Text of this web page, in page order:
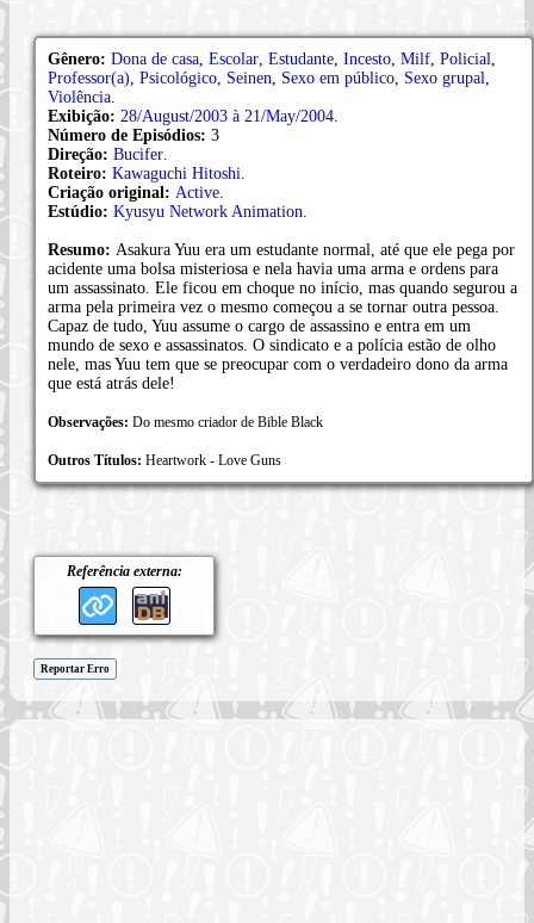
Gênero: Dona de casa Escolar Estudante Incesto Milf Policial
Professor(a) Psicológico Seinen Sexo em público Sexo grupal
Violência
Exibição: 28/August/2003 à 21/May/2004
Número de Episódios: 3
Direção: Bucifer
Roteiro: Kawaguchi Hitoshi
Criação original: Active
Estúdio: Kyusyu Network Animation
Resumo: Asakura Yuu era um estudante normal, até que ele pega por
acidente uma bolsa misteriosa e nela havia uma arma e ordens para
um assassinato. Ele ficou em choque no início, mas quando segurou a
arma pela primeira vez o mesmo começou a se tornar outra pessoa.
Capaz de tudo, Yuu assume o cargo de assassino e entra em um
mundo de sexo e assassinatos. O sindicato e a polícia estão de olho
nele, mas Yuu tem que se preocupar com o verdadeiro dono da arma
que está atrás dele!
Observações: Do mesmo criador de Bible Black
Outros Títulos: Heartwork - Love Guns
Referência externa:
Reportar Erro